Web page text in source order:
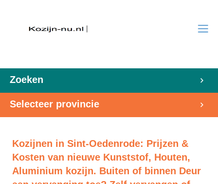
Zoeken
Selecteer provincie
Kozijnen in Sint-Oedenrode: Prijzen &
Kosten van nieuwe Kunststof, Houten,
Aluminium kozijn. Buiten of binnen Deur